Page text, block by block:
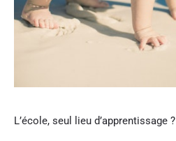
L’école, seul lieu d’apprentissage ?